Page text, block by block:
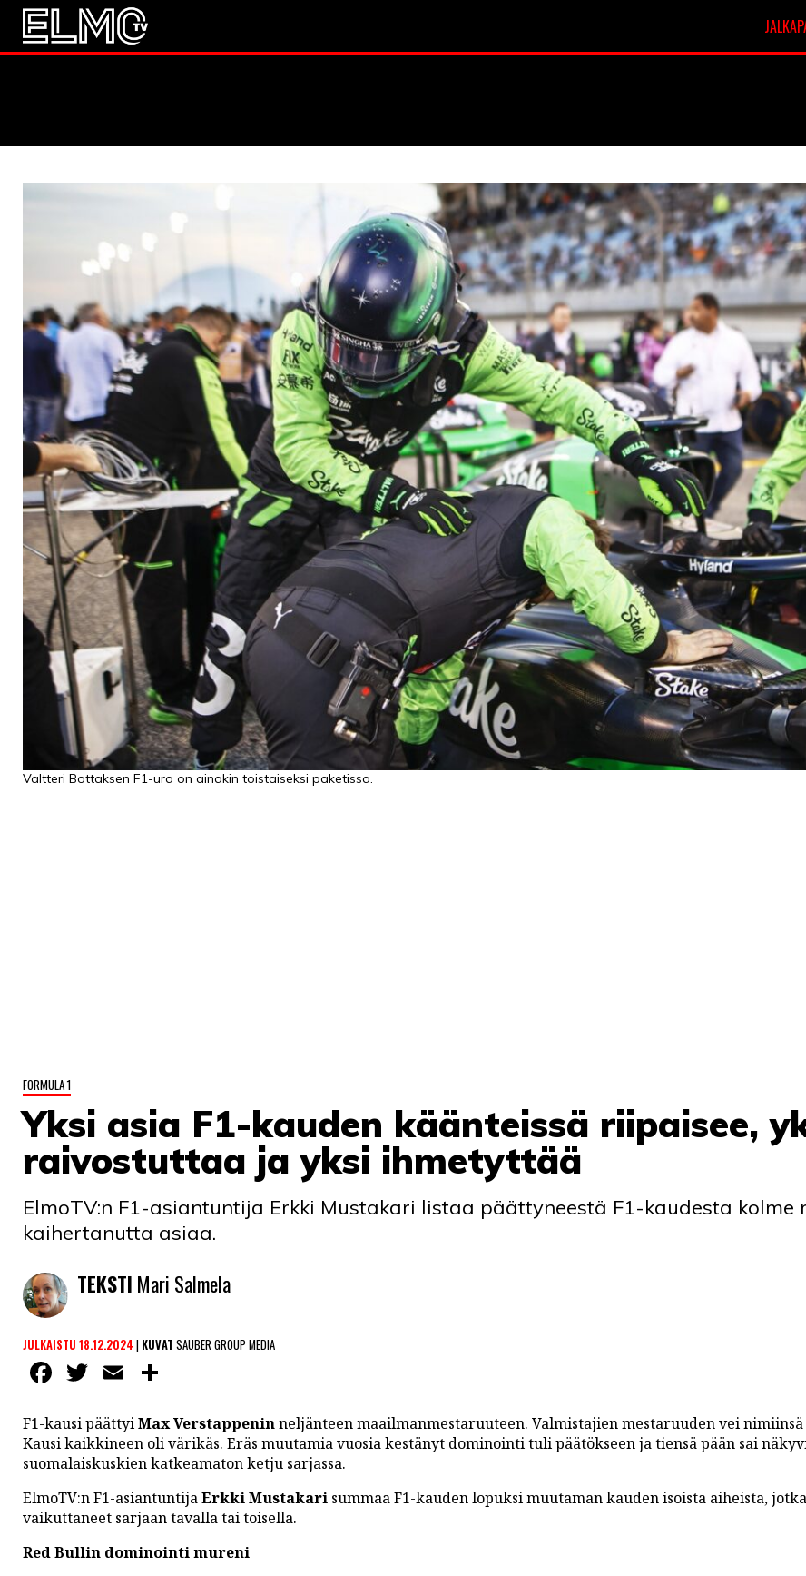
Valtteri Bottaksen F1-ura on ainakin toistaiseksi paketissa.
FORMULA 1
Yksi asia F1-kauden käänteissä riipaisee,
raivostuttaa ja yksi ihmetyttää
ElmoTV:n F1-asiantuntija Erkki Mustakari listaa päättyneestä F1-kaudesta kolme
kaihertanutta asiaa.
TEKSTI Mari Salmela
JULKAISTU 18.12.2024 | KUVAT SAUBER GROUP MEDIA
Facebook
Twitter
Email
F1-kausi päättyiMax Verstappeninneljänteen maailmanmestaruuteen. Valmistajien mestaruuden vei
Kausi kaikkineen oli värikäs. Eräs muutamia vuosia kestänyt dominointi tuli päätökseen ja tiensä pään sai
suomalaiskuskien katkeamaton ketju sarjassa.
ElmoTV:n F1-asiantuntijaErkki Mustakari summaa F1-kauden lopuksi muutaman kauden isoista aiheista,
vaikuttaneet sarjaan tavalla tai toisella.
Red Bullin dominointi mureni
JALKAPALLO
EM2021
Huuhkajat Veikkausliiga
JÄÄKIEKKO
LINTU VAI KALA
46 DENTON ROAD
VIDEOT
PODCASTIT
KOLUMNIT